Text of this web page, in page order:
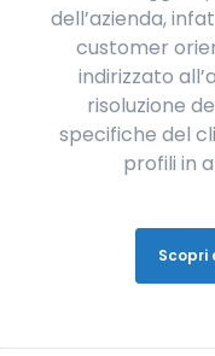
dell’azienda,
customer
indirizzato
risoluzione
specifiche del
profili in
Scopri